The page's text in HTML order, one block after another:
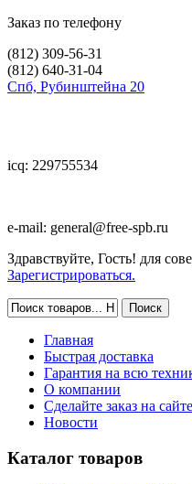
Заказ по телефону
(812) 309-56-31
(812) 640-31-04
Спб, Рубинштейна 20
icq: 229755534
e-mail: general@free-spb.ru
Здравствуйте, Гость! для
Зарегистрироваться.
Главная
Быстрая доставка
Гарантия на всю
О компании
Сделайте заказ на сайте
Новости
Каталог товаров